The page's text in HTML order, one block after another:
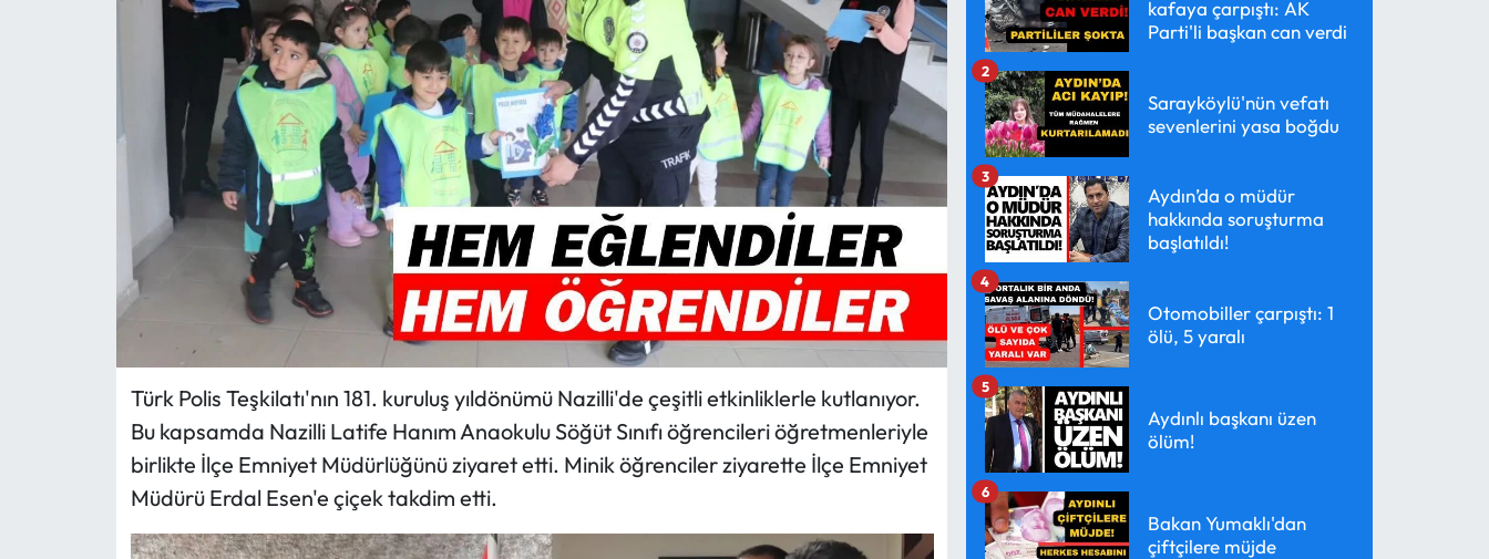
Türk Polis Teşkilatı'nın 181. kuruluş yıldönümü Nazilli'de çeşitli etkinliklerle kutlanıyor.
Bu kapsamda Nazilli Latife Hanım Anaokulu Söğüt Sınıfı öğrencileri öğretmenleriyle
birlikte İlçe Emniyet Müdürlüğünü ziyaret etti. Minik öğrenciler ziyarette İlçe Emniyet
Müdürü Erdal Esen'e çiçek takdim etti.
kafaya çarpıştı: AK
Parti'li başkan can verdi
Sarayköylü'nün vefatı
sevenlerini yasa boğdu
2
Aydın’da o müdür
hakkında soruşturma
başlatıldı!
3
Otomobiller çarpıştı: 1
ölü, 5 yaralı
4
Aydınlı başkanı üzen
ölüm!
5
Bakan Yumaklı'dan
çiftçilere müjde
6
TURİZM
RESMİ İLANLAR
HABER İLAN